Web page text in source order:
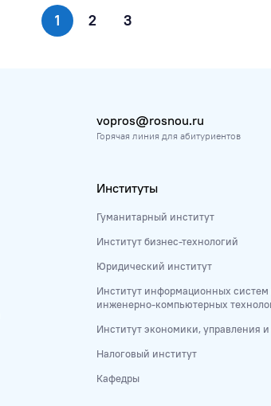
1 2 3
vopros@rosnou.ru
Горячая линия для абитуриентов
Институты
Гуманитарный институт
Институт бизнес-технологий
Юридический институт
Институт информационных систем
инженерно-компьютерных
Институт экономики, управления
Налоговый институт
Кафедры